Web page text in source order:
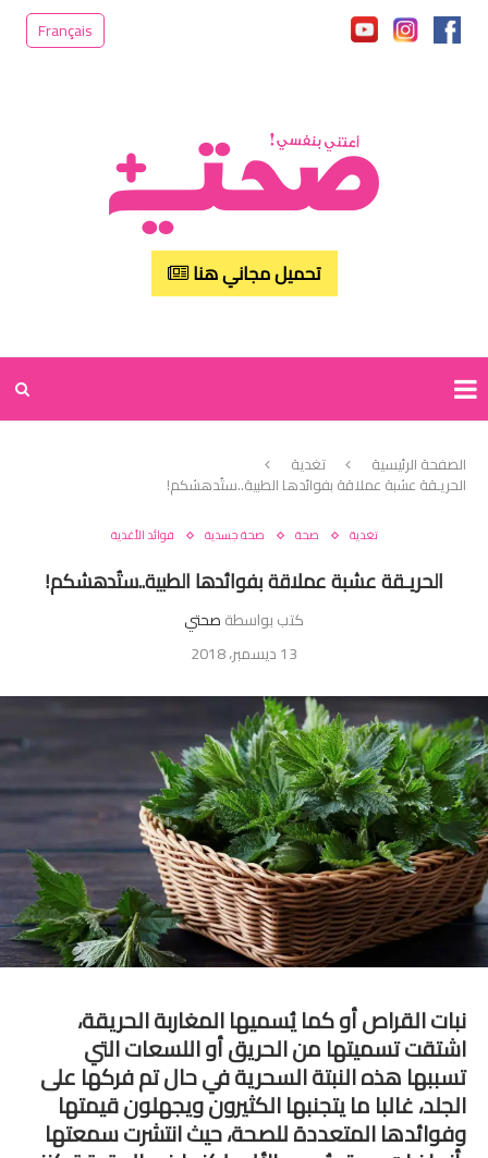
Français
تحميل مجاني هنا
الصفحة الرئيسية تغدية
الحريـقة عشبة عملاقة بفوائدها الطبية..ستُدهشكم!
تغدية صحة صحة جسدية فوائد الأغدية
الحريـقة عشبة عملاقة بفوائدها الطبية..ستُدهشكم!
كتب بواسطةصحتي
13 ديسمبر، 2018
نبات القراص أو كما يُسميها المغاربة الحريقة،
اشتقت تسميتها من الحريق أو اللسعات التي
تسببها هذه النبتة السحرية في حال تم فركها على
الجلد، غالبا ما يتجنبها الكثيرون ويجهلون قيمتها
وفوائدها المتعددة للصحة، حيث انتشرت سمعتها